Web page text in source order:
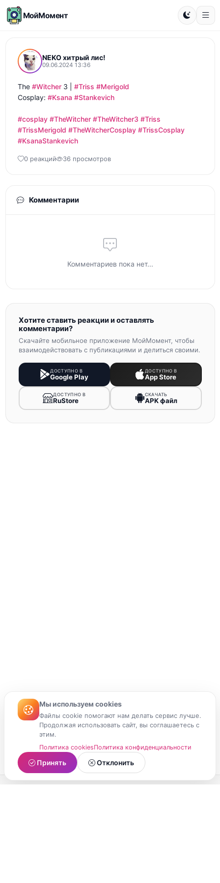
МойМомент
NEKO хитрый лис!
09.06.2024 13:36
The #Witcher 3 | #Triss #Merigold
Cosplay: #Ksana #Stankevich
#cosplay #TheWitcher #TheWitcher3 #Triss
#TrissMerigold #TheWitcherCosplay #TrissCosplay
#KsanaStankevich
0 реакций 36 просмотров
Комментарии
Комментариев пока нет...
Хотите ставить реакции и оставлять
комментарии?
Скачайте мобильное приложение МойМомент, чтобы
взаимодействовать с публикациями и делиться своими.
ДОСТУПНО В
Google Play
ДОСТУПНО В
App Store
ДОСТУПНО В
RuStore
СКАЧАТЬ
APK файл
Мы используем cookies
Файлы cookie помогают нам делать сервис лучше.
Продолжая использовать сайт, вы соглашаетесь с
этим.
Политика cookiesПолитика конфиденциальности
Принять Отклонить